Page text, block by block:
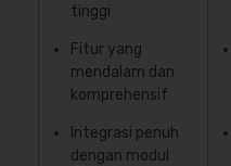
tinggi
Fitur yang
mendalam dan
komprehensif
Integrasi penuh
dengan modul